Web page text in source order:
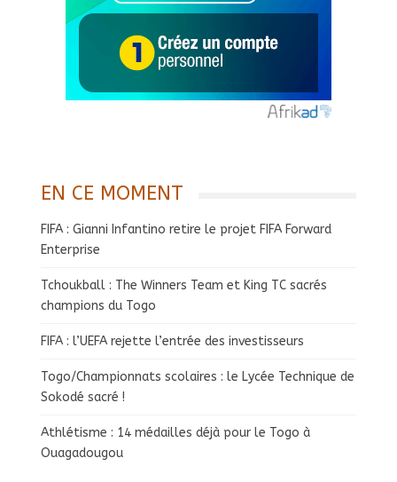
EN CE MOMENT
FIFA : Gianni Infantino retire le projet FIFA Forward
Enterprise
Tchoukball : The Winners Team et King TC sacrés
champions du Togo
FIFA : l’UEFA rejette l’entrée des investisseurs
Togo/Championnats scolaires : le Lycée Technique de
Sokodé sacré !
Athlétisme : 14 médailles déjà pour le Togo à
Ouagadougou